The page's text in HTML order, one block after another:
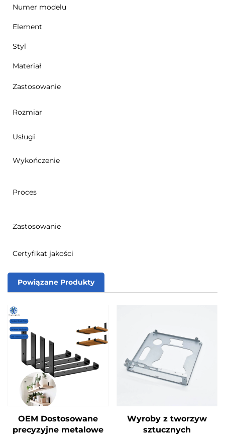
Numer modelu
Element
Styl
Materiał
Zastosowanie
Rozmiar
Usługi
Wykończenie
Proces
Zastosowanie
Certyfikat jakości
Powiązane Produkty
OEM Dostosowane
precyzyjne metalowe
Wyroby z tworzyw
sztucznych